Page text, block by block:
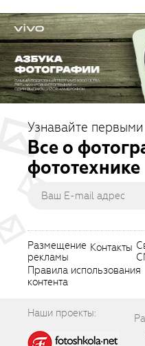
Узнавайте
Все о
фототехнике
Размещение
рекламы
Контакты
Правила использования
контента
Наши проекты: